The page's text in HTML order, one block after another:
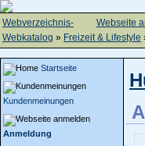
Webseite
Webverzeichnis-
Webkatalog » Freizeit & Lifestyle
Startseite
Kundenmeinungen
Anmeldung